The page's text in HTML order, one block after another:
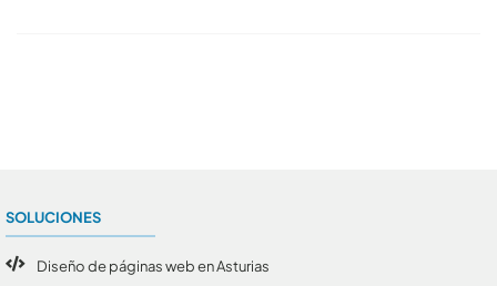
SOLUCIONES
Diseño de páginas web en Asturias